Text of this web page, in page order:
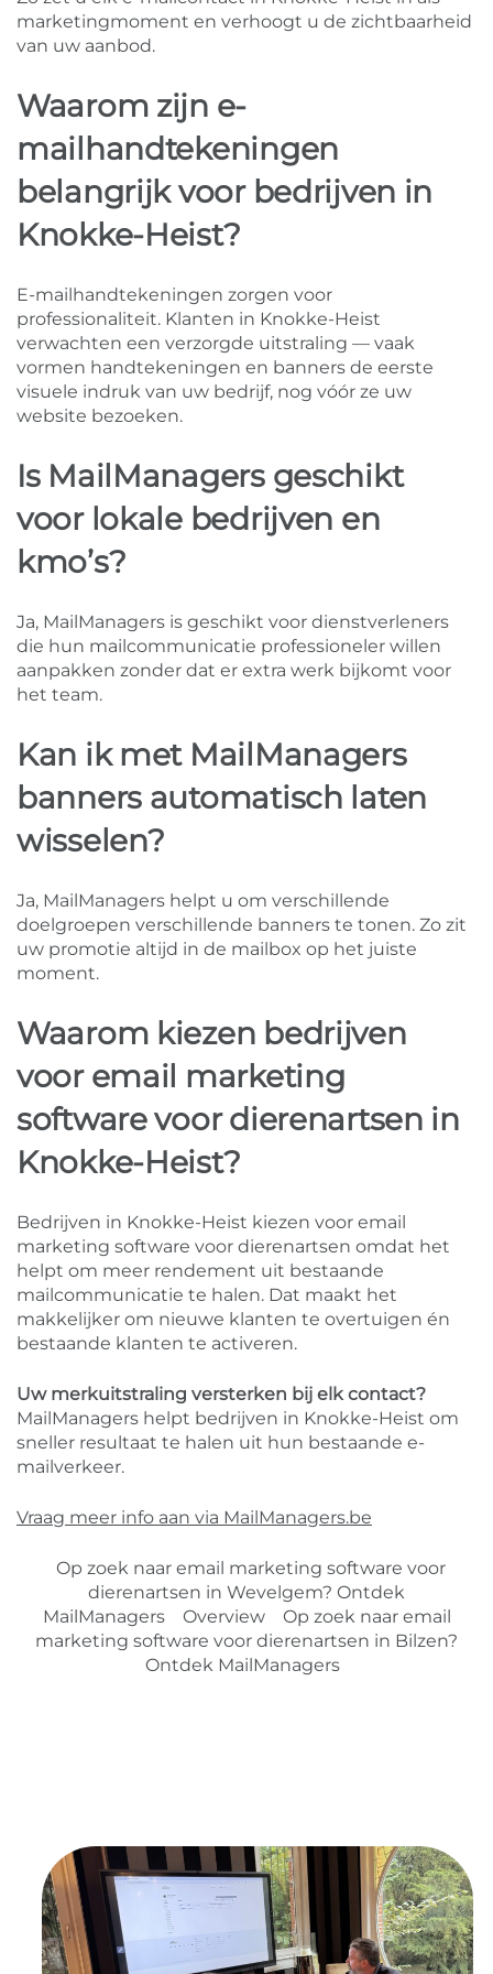
marketingmoment en verhoogt u de zichtbaarheid
van uw aanbod.
Waarom zijn e-
mailhandtekeningen
belangrijk voor bedrijven in
Knokke-Heist?
E-mailhandtekeningen zorgen voor
professionaliteit. Klanten in Knokke-Heist
verwachten een verzorgde uitstraling — vaak
vormen handtekeningen en banners de eerste
visuele indruk van uw bedrijf, nog vóór ze uw
website bezoeken.
Is MailManagers geschikt
voor lokale bedrijven en
kmo’s?
Ja, MailManagers is geschikt voor dienstverleners
die hun mailcommunicatie professioneler willen
aanpakken zonder dat er extra werk bijkomt voor
het team.
Kan ik met MailManagers
banners automatisch laten
wisselen?
Ja, MailManagers helpt u om verschillende
doelgroepen verschillende banners te tonen. Zo zit
uw promotie altijd in de mailbox op het juiste
moment.
Waarom kiezen bedrijven
voor email marketing
software voor dierenartsen in
Knokke-Heist?
Bedrijven in Knokke-Heist kiezen voor email
marketing software voor dierenartsen omdat het
helpt om meer rendement uit bestaande
mailcommunicatie te halen. Dat maakt het
makkelijker om nieuwe klanten te overtuigen én
bestaande klanten te activeren.
Uw merkuitstraling versterken bij elk contact?
MailManagers helpt bedrijven in Knokke-Heist om
sneller resultaat te halen uit hun bestaande e-
mailverkeer.
Vraag meer info aan via MailManagers.be
Op zoek naar email marketing software voor
dierenartsen in Wevelgem? Ontdek
MailManagers
Overview
Op zoek naar email
marketing software voor dierenartsen in Bilzen?
Ontdek MailManagers